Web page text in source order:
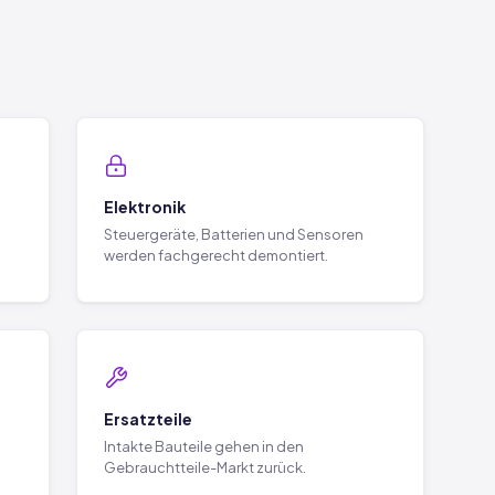
Elektronik
Steuergeräte, Batterien und Sensoren
werden fachgerecht demontiert.
Ersatzteile
Intakte Bauteile gehen in den
Gebrauchtteile-Markt zurück.